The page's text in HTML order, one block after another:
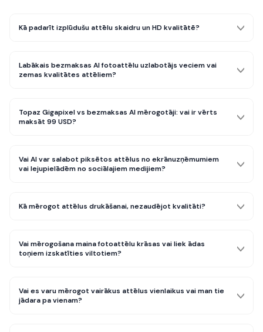
Kā padarīt izplūdušu attēlu skaidru un HD kvalitātē?
Labākais bezmaksas AI fotoattēlu uzlabotājs veciem vai
zemas kvalitātes attēliem?
Topaz Gigapixel vs bezmaksas AI mērogotāji: vai ir vērts
maksāt 99 USD?
Vai AI var salabot piksētos attēlus no ekrānuzņēmumiem
vai lejupielādēm no sociālajiem medijiem?
Kā mērogot attēlus drukāšanai, nezaudējot kvalitāti?
Vai mērogošana maina fotoattēlu krāsas vai liek ādas
toņiem izskatīties viltotiem?
Vai es varu mērogot vairākus attēlus vienlaikus vai man tie
jādara pa vienam?